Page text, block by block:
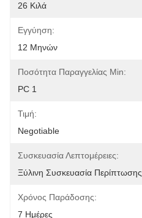
26 Κιλά
Εγγύηση:
12 Μηνών
Ποσότητα Παραγγελίας Min:
PC 1
Τιμή:
Negotiable
Συσκευασία Λεπτομέρειες:
Ξύλινη Συσκευασία Περίπτωσης
Χρόνος Παράδοσης:
7 Ημέρες